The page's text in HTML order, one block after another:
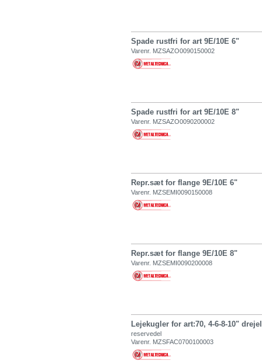
Spade rustfri for art 9E/10E 6"
Varenr. MZSAZO0090150002
Spade rustfri for art 9E/10E 8"
Varenr. MZSAZO0090200002
Repr.sæt for flange 9E/10E 6"
Varenr. MZSEMI0090150008
Repr.sæt for flange 9E/10E 8"
Varenr. MZSEMI0090200008
Lejekugler for art:70, 4-6-8-10"
reservedel
Varenr. MZSFAC0700100003